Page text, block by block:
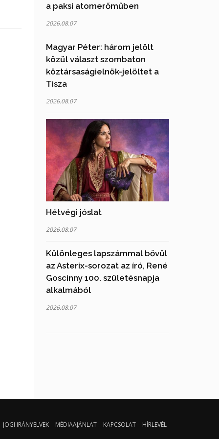
a paksi atomerőműben
2026.08.07
Magyar Péter: három jelölt
közül választ szombaton
köztársaságielnök-jelöltet a
Tisza
2026.08.07
Hétvégi jóslat
2026.08.07
Különleges lapszámmal bővül
az Asterix-sorozat az író, René
Goscinny 100. születésnapja
alkalmából
2026.08.07
JOGI IRÁNYELVEK MÉDIAAJÁNLAT KAPCSOLAT HÍRLEVÉL